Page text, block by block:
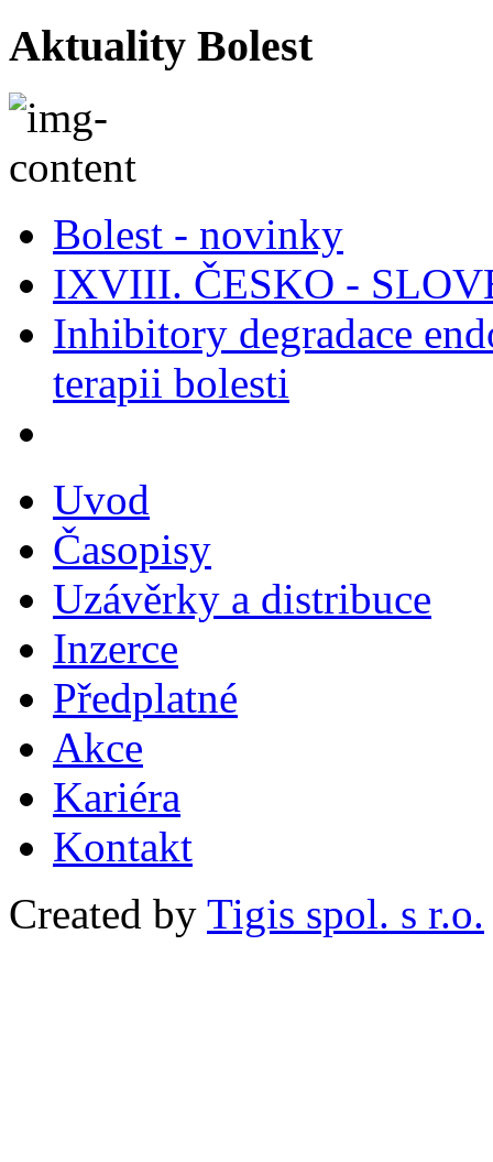
Aktuality Bolest
Bolest - novinky
IXVIII. ČESKO -
Inhibitory degradace
terapii bolesti
Uvod
Časopisy
Uzávěrky a distribuce
Inzerce
Předplatné
Akce
Kariéra
Kontakt
Created by Tigis spol. s r.o.